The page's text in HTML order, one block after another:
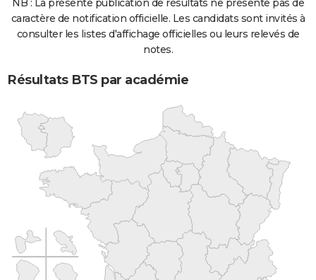
NB : La présente publication de résultats ne présente pas de
caractère de notification officielle. Les candidats sont invités à
consulter les listes d'affichage officielles ou leurs relevés de
notes.
Résultats BTS par académie